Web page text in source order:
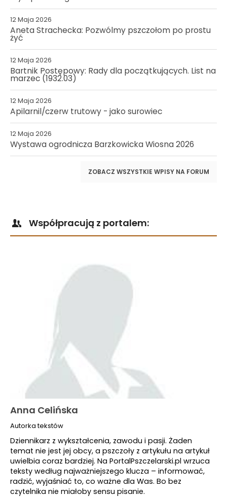
12 Maja 2026
Aneta Strachecka: Pozwólmy pszczołom po prostu
żyć
12 Maja 2026
Bartnik Postępowy: Rady dla początkujących. List na
marzec (1932.03)
12 Maja 2026
Apilarnil/czerw trutowy - jako surowiec
12 Maja 2026
Wystawa ogrodnicza Barzkowicka Wiosna 2026
ZOBACZ WSZYSTKIE WPISY NA FORUM
Współpracują z portalem:
Anna Celińska
Autorka tekstów
Dziennikarz z wykształcenia, zawodu i pasji. Żaden
temat nie jest jej obcy, a pszczoły z artykułu na artykuł
uwielbia coraz bardziej. Na PortalPszczelarski.pl wrzuca
teksty według najważniejszego klucza – informować,
radzić, wyjaśniać to, co ważne dla Was. Bo bez
czytelnika nie miałoby sensu pisanie.